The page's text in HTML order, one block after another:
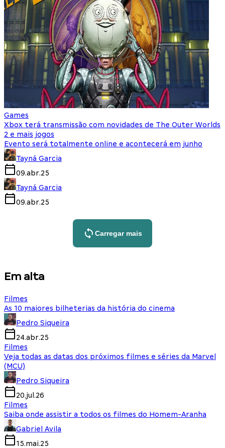
Games
Xbox terá transmissão com novidades de The Outer Worlds
2 e mais jogos
Evento será totalmente online e acontecerá em junho
Tayná Garcia
09.abr.25
Tayná Garcia
09.abr.25
Carregar mais
Em alta
Filmes
As 10 maiores bilheterias da história do cinema
Pedro Siqueira
24.abr.25
Filmes
Veja todas as datas dos próximos filmes e séries da Marvel
(MCU)
Pedro Siqueira
20.jul.26
Filmes
Saiba onde assistir a todos os filmes do Homem-Aranha
Gabriel Avila
15.mai.25